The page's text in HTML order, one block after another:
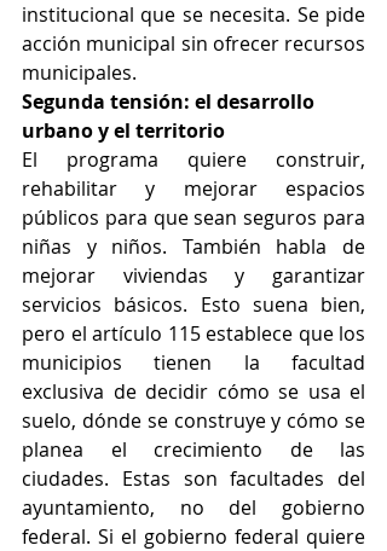
institucional que se necesita. Se pide
acción municipal sin ofrecer recursos
municipales.
Segunda tensión: el desarrollo
urbano y el territorio
El programa quiere construir,
rehabilitar y mejorar espacios
públicos para que sean seguros para
niñas y niños. También habla de
mejorar viviendas y garantizar
servicios básicos. Esto suena bien,
pero el artículo 115 establece que los
municipios tienen la facultad
exclusiva de decidir cómo se usa el
suelo, dónde se construye y cómo se
planea el crecimiento de las
ciudades. Estas son facultades del
ayuntamiento, no del gobierno
federal. Si el gobierno federal quiere